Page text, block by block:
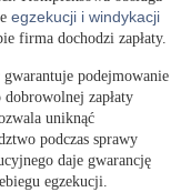
egzekucji i windykacji
firma dochodzi zapłaty.
gwarantuje podejmowanie
dobrowolnej zapłaty
uniknąć
podczas sprawy
daje gwarancję
egzekucji.